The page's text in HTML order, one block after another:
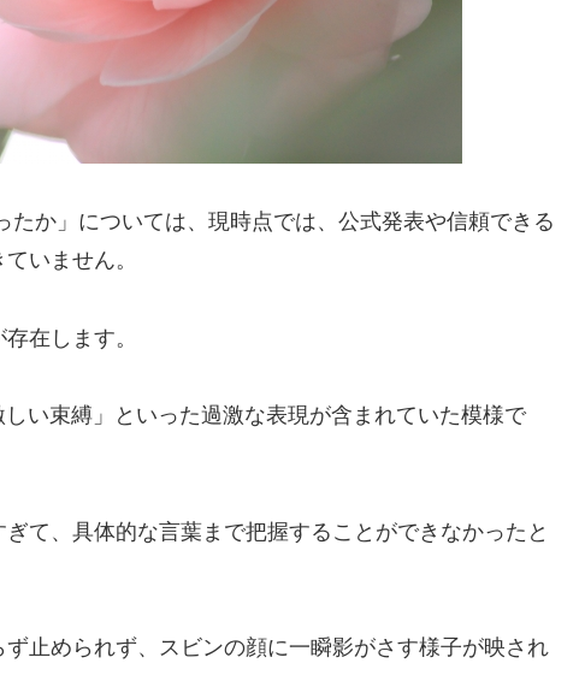
たか」については、現時点では、公式発表や信頼できる
いません。
在します。
い束縛」といった過激な表現が含まれていた模様で
て、具体的な言葉まで把握することができなかったと
止められず、スビンの顔に一瞬影がさす様子が映され